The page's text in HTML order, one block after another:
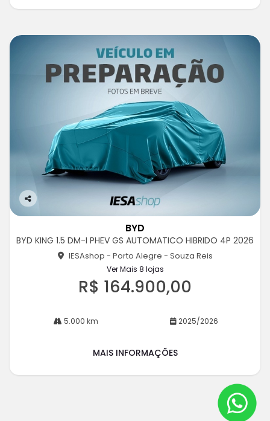
Co
rtil
BYD
BYD KING 1.5 DM-I PHEV GS AUTOMATICO HIBRIDO 4P 2026
IESAshop - Porto Alegre - Souza Reis
Ver Mais 8 lojas
R$ 164.900,00
5.000 km 2025/2026
MAIS INFORMAÇÕES